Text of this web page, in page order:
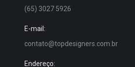
(65) 3027 5926
E-mail:
contato@topdesigners.com.br
Endereço: